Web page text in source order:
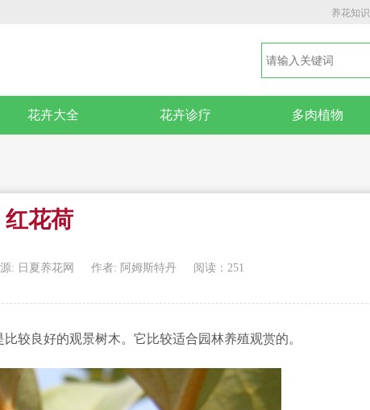
养花知识
花卉大全 花卉诊疗 多肉植物
红花荷
: 日夏养花网 作者: 阿姆斯特丹 阅读：251
较良好的观景树木。它比较适合园林养殖观赏的。